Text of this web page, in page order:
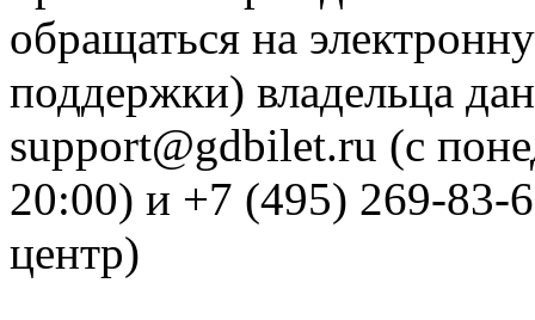
обращаться на
поддержки) владельца
support@gdbilet.ru (с
20:00) и +7 (495) 269-83-
центр)